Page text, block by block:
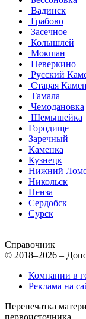
Вадинск
Грабово
Засечное
Колышлей
Мокшан
Неверкино
Русский
Старая
Тамала
Чемодановка
Шемышейка
Городище
Заречный
Каменка
Кузнецк
Нижний
Никольск
Пенза
Сердобск
Сурск
Справочник
© 2018–2026 –
Компании в
Реклама на
Перепечатка
первоисточника